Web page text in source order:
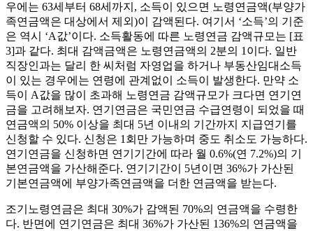
우에는 63세부터 68세까지, 소득이 있으면 노령연금액(부양가
족연금액은 대상에서 제외)이 감액된다. 여기서 ‘소득’의 기준
은 역시 ‘A값’이다. 소득활동에 따른 노령연금 감액규모는 [표
3]과 같다. 최대 감액금액은 노령연금액의 2분의 1이다. 일반
직장인과는 달리 한 씨처럼 자영업을 하거나 부동산임대소득
이 있는 경우에는 연령에 관계없이 소득이 발생한다. 만약 소
득이 A값을 많이 초과해 노령연금 감액규모가 크다면 연기연
금을 고려해보자. 연기연금은 국민연금 수급연령이 되었을 때
연금액의 50% 이상을 최대 5년 이내의 기간까지 지급연기를
신청할 수 있다. 신청은 1회만 가능하며 중도 취소도 가능하다.
연기연금을 신청하면 연기기간에 따라 월 0.6%(연 7.2%)의 기
본연금액을 가산해준다. 연기기간이 5년이면 36%가 가산된
기본연금액에 부양가족연금액을 더한 연금액을 받는다.
조기노령연금은 최대 30%가 감액된 70%의 연금액을 수령한
다. 반면에 연기연금은 최대 36%가 가산된 136%의 연금액을